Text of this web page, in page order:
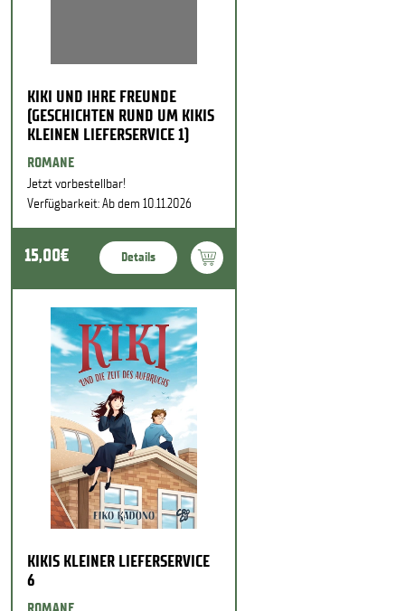
KIKI UND IHRE FREUNDE
(GESCHICHTEN RUND UM KIKIS
KLEINEN LIEFERSERVICE 1)
ROMANE
Jetzt vorbestellbar!
Verfügbarkeit: Ab dem 10.11.2026
15,00€ Details
KIKIS KLEINER LIEFERSERVICE
6